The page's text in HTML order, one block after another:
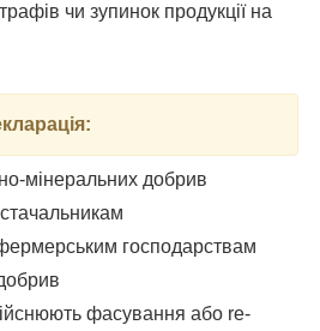
чи зупинок продукції на
мінеральних добрив
господарствам
фасування або re-